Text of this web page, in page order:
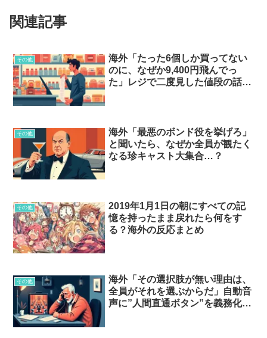
関連記事
その他
海外「たった6個しか買ってない
のに、なぜか9,400円飛んでっ
た」レジで二度見した値段の話…
その他
海外「最悪のボンド役を挙げろ」
と聞いたら、なぜか全員が観たく
なる珍キャスト大集合…？
その他
2019年1月1日の朝にすべての記
憶を持ったまま戻れたら何をす
る？海外の反応まとめ
その他
海外「その選択肢が無い理由は、
全員がそれを選ぶからだ」自動音
声に”人間直通ボタン”を義務化す